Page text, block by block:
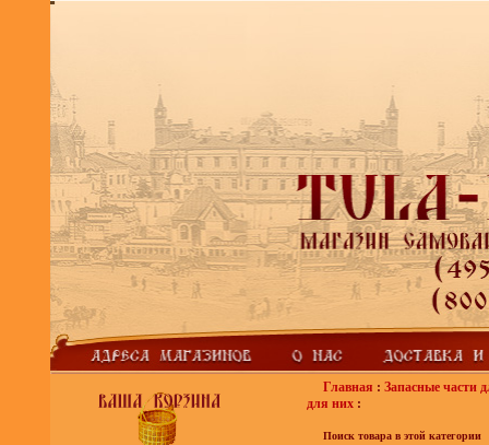
Главная : Запасные части
для них :
Поиск товара в этой категории